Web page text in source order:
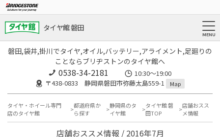
タイヤ館 磐田
磐田,袋井,掛川でタイヤ,オイル,バッテリー,アライメント,足廻りの
ことならブリヂストンのタイヤ館へ
0538-34-2181
10:30～19:00
〒438-0833 静岡県磐田市弥藤太島559-1
Map
タイヤ・ホイール専門
店のタイヤ館
都道府県か
ら探す
静岡県のタ
イヤ館
タイヤ館 磐
田TOP
店舗おスス
メ情報
店舗おススメ情報 / 2016年7月